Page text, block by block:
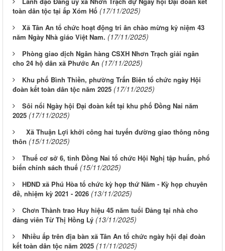
toàn dân tộc tại ấp Xóm Hố (17/11/2025)
Xã Tân An tổ chức hoạt động tri ân chào mừng kỷ niệm 43
năm Ngày Nhà giáo Việt Nam. (17/11/2025)
Phòng giao dịch Ngân hàng CSXH Nhơn Trạch giải ngân
cho 24 hộ dân xã Phước An (17/11/2025)
Khu phố Bình Thiền, phường Trấn Biên tổ chức ngày Hội
đoàn kết toàn dân tộc năm 2025 (17/11/2025)
Sôi nổi Ngày hội Đại đoàn kết tại khu phố Đồng Nai năm
2025 (17/11/2025)
Xã Thuận Lợi khởi công hai tuyến đường giao thông nông
thôn (15/11/2025)
Thuế cơ sở 6, tỉnh Đồng Nai tổ chức Hội Nghị tập huấn, phổ
biến chính sách thuế (15/11/2025)
HĐND xã Phú Hòa tổ chức kỳ họp thứ Năm - Kỳ họp chuyên
đề, nhiệm kỳ 2021 - 2026 (13/11/2025)
Chơn Thành trao Huy hiệu 45 năm tuổi Đảng tại nhà cho
đảng viên Từ Thị Hồng Lý (13/11/2025)
Nhiều ấp trên địa bàn xã Tân An tổ chức ngày hội đại đoàn
kết toàn dân tộc năm 2025 (11/11/2025)